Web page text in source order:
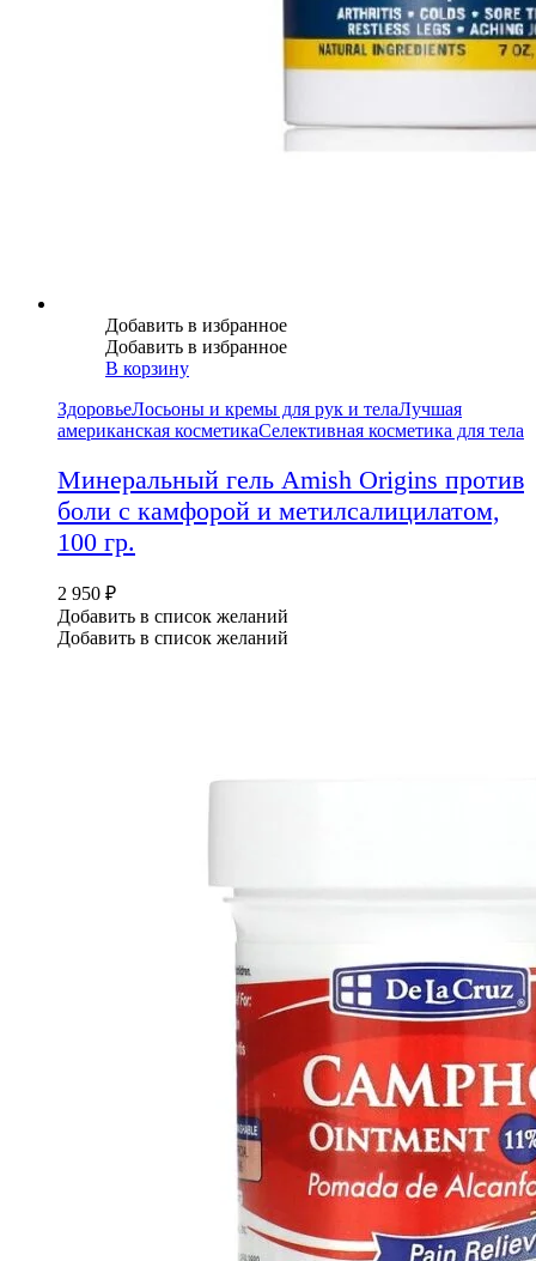
Добавить в избранное
Добавить в избранное
В корзину
ЗдоровьеЛосьоны и кремы для рук и телаЛучшая
американская косметикаСелективная косметика для тела
Минеральный гель Amish Origins против
боли с камфорой и метилсалицилатом,
100 гр.
2 950 ₽
Добавить в список желаний
Добавить в список желаний